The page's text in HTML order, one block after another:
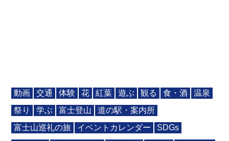
動画 交通 体験 花 紅葉 遊ぶ 観る 食・酒
温泉
祭り
学ぶ 富士登山
道の駅・案内所
富士山巡礼の旅
イベントカレンダー
SDGs